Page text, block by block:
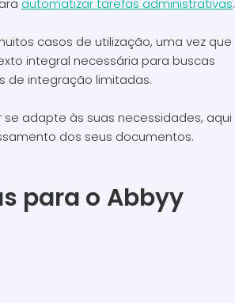
automatizar tarefas administrativas.
casos de utilização, uma vez que
integral necessária para buscas
de integração limitadas.
adapte às suas necessidades, aqui
dos seus documentos.
para o Abbyy